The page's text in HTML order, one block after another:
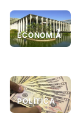
ECONOMIA
POLÍTICA